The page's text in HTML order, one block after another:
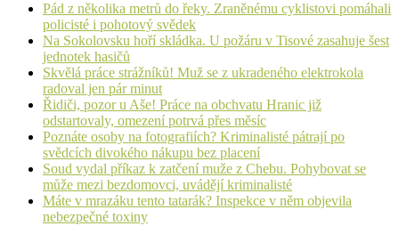
Pád z několika metrů do řeky. Zraněnému cyklistovi pomáhali
policisté i pohotový svědek
Na Sokolovsku hoří skládka. U požáru v Tisové zasahuje šest
jednotek hasičů
Skvělá práce strážníků! Muž se z ukradeného elektrokola
radoval jen pár minut
Řidiči, pozor u Aše! Práce na obchvatu Hranic již
odstartovaly, omezení potrvá přes měsíc
Poznáte osoby na fotografiích? Kriminalisté pátrají po
svědcích divokého nákupu bez placení
Soud vydal příkaz k zatčení muže z Chebu. Pohybovat se
může mezi bezdomovci, uvádějí kriminalisté
Máte v mrazáku tento tatarák? Inspekce v něm objevila
nebezpečné toxiny